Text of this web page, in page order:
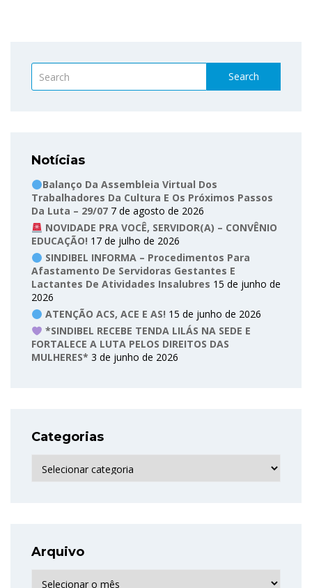
Search
Notícias
Balanço Da Assembleia Virtual Dos
Trabalhadores Da Cultura E Os Próximos Passos
Da Luta – 29/07 7 de agosto de 2026
NOVIDADE PRA VOCÊ, SERVIDOR(A) – CONVÊNIO
EDUCAÇÃO! 17 de julho de 2026
SINDIBEL INFORMA – Procedimentos Para
Afastamento De Servidoras Gestantes E
Lactantes De Atividades Insalubres 15 de junho de
2026
ATENÇÃO ACS, ACE E AS! 15 de junho de 2026
*SINDIBEL RECEBE TENDA LILÁS NA SEDE E
FORTALECE A LUTA PELOS DIREITOS DAS
MULHERES* 3 de junho de 2026
Categorias
Categorias
Arquivo
Arquivo